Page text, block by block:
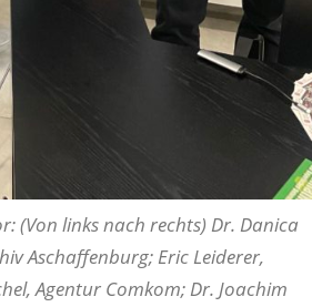
(Von links nach rechts) Dr. Danica
Aschaffenburg; Eric Leiderer,
Agentur Comkom; Dr. Joachim